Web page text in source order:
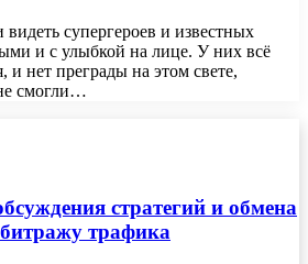
супергероев и известных
и с улыбкой на лице. У них всё
и нет преграды на этом свете,
смогли…
стратегий и обмена
трафика